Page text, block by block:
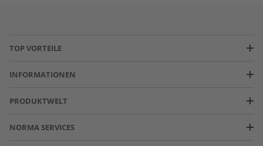
TOP VORTEILE
INFORMATIONEN
PRODUKTWELT
NORMA SERVICES